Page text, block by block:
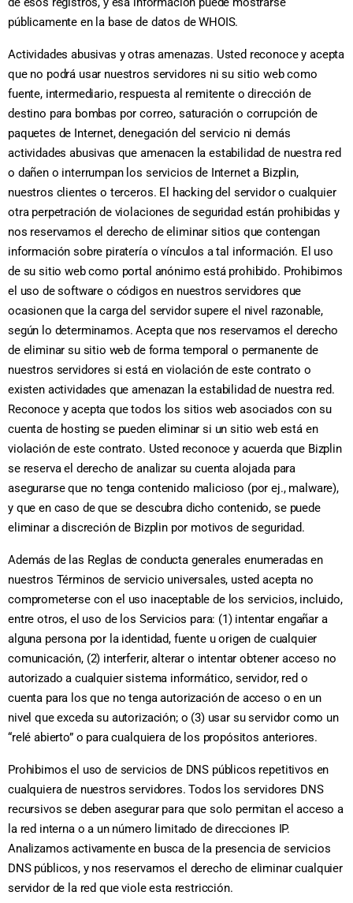
públicamente en la base de datos de WHOIS.
Actividades abusivas y otras amenazas. Usted reconoce y acepta
que no podrá usar nuestros servidores ni su sitio web como
fuente, intermediario, respuesta al remitente o dirección de
destino para bombas por correo, saturación o corrupción de
paquetes de Internet, denegación del servicio ni demás
actividades abusivas que amenacen la estabilidad de nuestra red
o dañen o interrumpan los servicios de Internet a Bizplin,
nuestros clientes o terceros. El hacking del servidor o cualquier
otra perpetración de violaciones de seguridad están prohibidas y
nos reservamos el derecho de eliminar sitios que contengan
información sobre piratería o vínculos a tal información. El uso
de su sitio web como portal anónimo está prohibido. Prohibimos
el uso de software o códigos en nuestros servidores que
ocasionen que la carga del servidor supere el nivel razonable,
según lo determinamos. Acepta que nos reservamos el derecho
de eliminar su sitio web de forma temporal o permanente de
nuestros servidores si está en violación de este contrato o
existen actividades que amenazan la estabilidad de nuestra red.
Reconoce y acepta que todos los sitios web asociados con su
cuenta de hosting se pueden eliminar si un sitio web está en
violación de este contrato. Usted reconoce y acuerda que Bizplin
se reserva el derecho de analizar su cuenta alojada para
asegurarse que no tenga contenido malicioso (por ej., malware),
y que en caso de que se descubra dicho contenido, se puede
eliminar a discreción de Bizplin por motivos de seguridad.
Además de las Reglas de conducta generales enumeradas en
nuestros Términos de servicio universales, usted acepta no
comprometerse con el uso inaceptable de los servicios, incluido,
entre otros, el uso de los Servicios para: (1) intentar engañar a
alguna persona por la identidad, fuente u origen de cualquier
comunicación, (2) interferir, alterar o intentar obtener acceso no
autorizado a cualquier sistema informático, servidor, red o
cuenta para los que no tenga autorización de acceso o en un
nivel que exceda su autorización; o (3) usar su servidor como un
“relé abierto” o para cualquiera de los propósitos anteriores.
Prohibimos el uso de servicios de DNS públicos repetitivos en
cualquiera de nuestros servidores. Todos los servidores DNS
recursivos se deben asegurar para que solo permitan el acceso a
la red interna o a un número limitado de direcciones IP.
Analizamos activamente en busca de la presencia de servicios
DNS públicos, y nos reservamos el derecho de eliminar cualquier
servidor de la red que viole esta restricción.